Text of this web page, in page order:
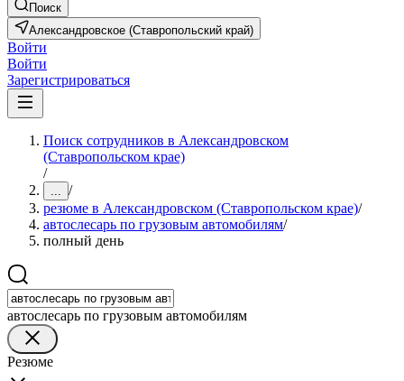
Поиск
Александровское (Ставропольский край)
Войти
Войти
Зарегистрироваться
Поиск сотрудников в Александровском
(Ставропольском крае)
/
... /
резюме в Александровском (Ставропольском крае)/
автослесарь по грузовым автомобилям/
полный день
автослесарь по грузовым автомобилям
Резюме